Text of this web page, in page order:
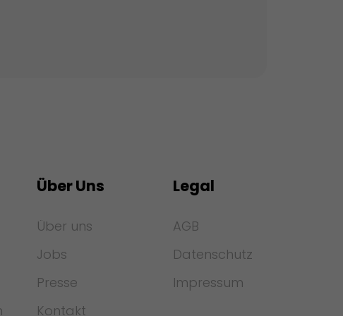
Über Uns
Über uns
Jobs
Presse
Kontakt
Legal
AGB
Datenschutz
Impressum